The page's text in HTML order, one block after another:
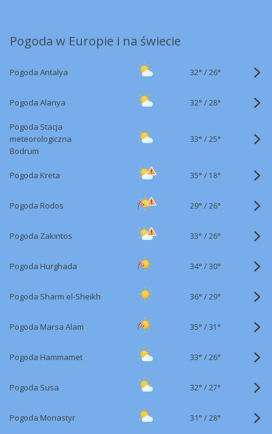
Pogoda w Europie i na świecie
Pogoda Antalya 32° /26°
Pogoda Alanya 32° /28°
Pogoda Stacja
meteorologiczna
Bodrum
33° /25°
Pogoda Kreta 35° / 18°
Pogoda Rodos 29° /26°
Pogoda Zakintos 33° /26°
Pogoda Hurghada 34° /30°
Pogoda Sharm el-Sheikh 36° /29°
Pogoda Marsa Alam 35° /31°
Pogoda Hammamet 33° /26°
Pogoda Susa 32° /27°
Pogoda Monastyr 31° /28°